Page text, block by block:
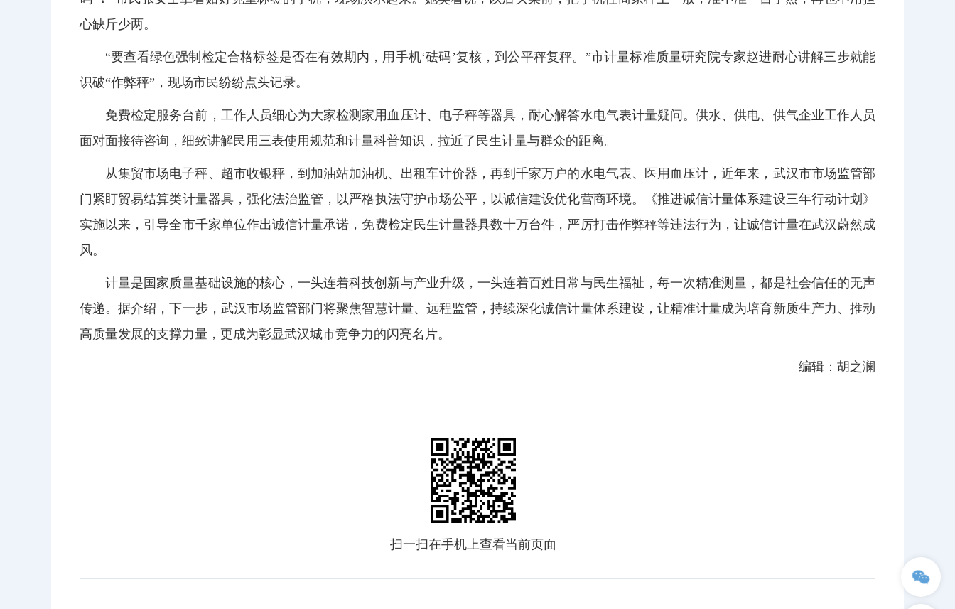
心缺斤少两。
“要查看绿色强制检定合格标签是否在有效期内，用手机‘砝码’复核，到公平秤复秤。”市计量标准质量研究院专家赵进耐心讲解三步就能
识破“作弊秤”，现场市民纷纷点头记录。
免费检定服务台前，工作人员细心为大家检测家用血压计、电子秤等器具，耐心解答水电气表计量疑问。供水、供电、供气企业工作人员
面对面接待咨询，细致讲解民用三表使用规范和计量科普知识，拉近了民生计量与群众的距离。
从集贸市场电子秤、超市收银秤，到加油站加油机、出租车计价器，再到千家万户的水电气表、医用血压计，近年来，武汉市市场监管部
门紧盯贸易结算类计量器具，强化法治监管，以严格执法守护市场公平，以诚信建设优化营商环境。《推进诚信计量体系建设三年行动计划》
实施以来，引导全市千家单位作出诚信计量承诺，免费检定民生计量器具数十万台件，严厉打击作弊秤等违法行为，让诚信计量在武汉蔚然成
风。
计量是国家质量基础设施的核心，一头连着科技创新与产业升级，一头连着百姓日常与民生福祉，每一次精准测量，都是社会信任的无声
传递。据介绍，下一步，武汉市场监管部门将聚焦智慧计量、远程监管，持续深化诚信计量体系建设，让精准计量成为培育新质生产力、推动
高质量发展的支撑力量，更成为彰显武汉城市竞争力的闪亮名片。
编辑：胡之澜
扫一扫在手机上查看当前页面